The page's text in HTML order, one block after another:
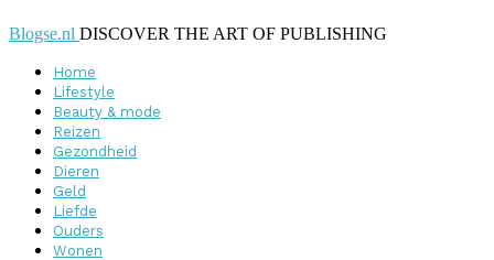
Blogse.nl DISCOVER THE ART OF PUBLISHING
Home
Lifestyle
Beauty & mode
Reizen
Gezondheid
Dieren
Geld
Liefde
Ouders
Wonen